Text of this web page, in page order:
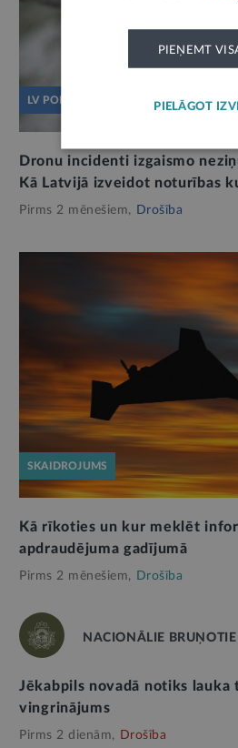
LV PORTĀLS JAUTĀ
Dronu incidenti izgaismo
Kā Latvijā izveidot noturības
Pirms 2 mēnešiem, Drošība
SKAIDROJUMS
Kā rīkoties un kur meklēt
apdraudējuma gadījumā
Pirms 2 mēnešiem, Drošība
NACIONĀLIE BRUŅOTIE
Jēkabpils novadā notiks lauka
vingrinājums
Pirms 2 dienām, Drošība
PIEŅEMT
PIELĀGOT